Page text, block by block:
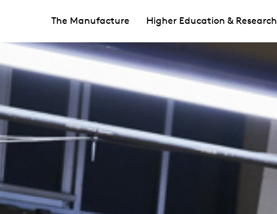
The Manufacture Higher Education & Research